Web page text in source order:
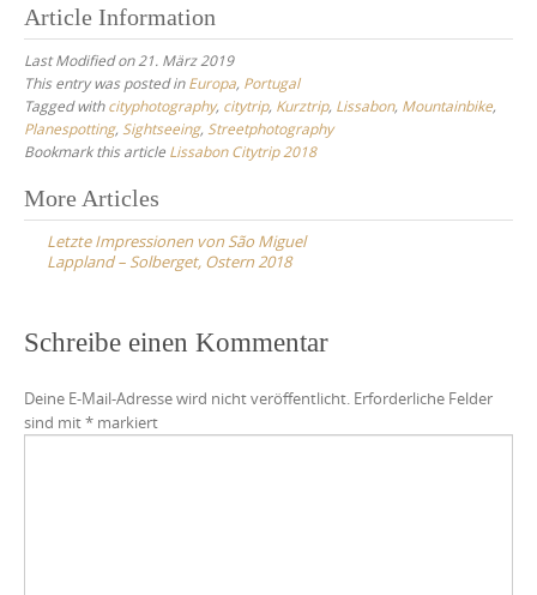
Article Information
Last Modified on 21. März 2019
This entry was posted inEuropa, Portugal
Tagged withcityphotography, citytrip, Kurztrip, Lissabon, Mountainbike,
Planespotting, Sightseeing, Streetphotography
Bookmark this article Lissabon Citytrip 2018
Post
navigation
More Articles
Letzte Impressionen von São Miguel
Lappland – Solberget, Ostern 2018
Schreibe einen Kommentar
Deine E-Mail-Adresse wird nicht veröffentlicht. Erforderliche Felder
sind mit* markiert